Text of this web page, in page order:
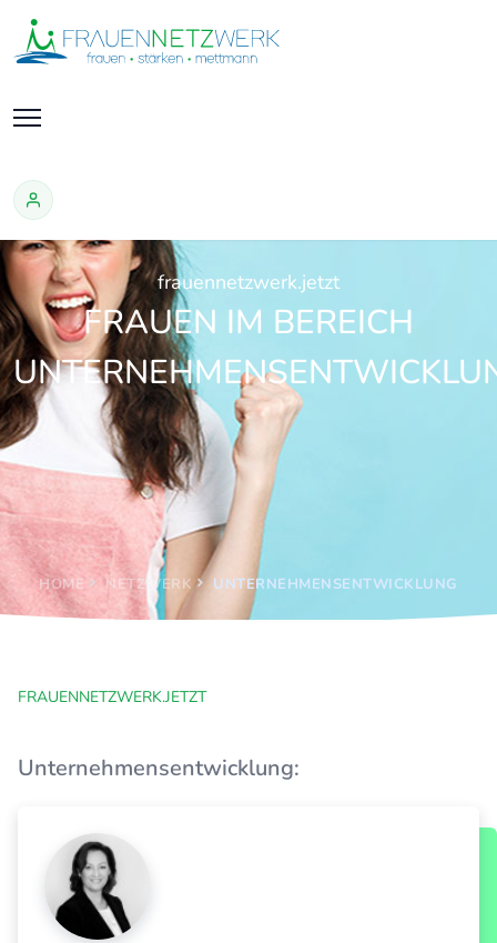
frauennetzwerk.jetzt
FRAUEN IM BEREICH
HOME NETZWERK UNTERNEHMENSENTWICKLUNG
FRAUENNETZWERK.JETZT
Unternehmensentwicklung: